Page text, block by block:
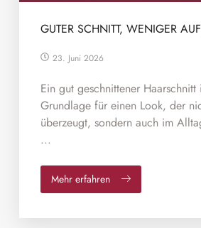
GUTER SCHNITT, WENIGER
23. Juni 2026
Ein gut geschnittener Haarschnitt
Grundlage für einen Look, der
überzeugt, sondern auch im
...
Mehr erfahren